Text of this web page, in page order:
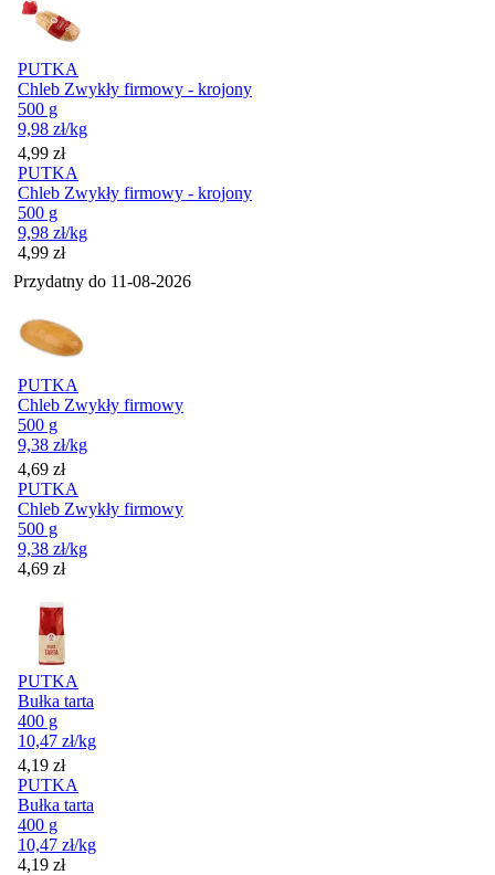
PUTKA
Chleb Zwykły firmowy - krojony
500 g
9,98 zł/kg
Cena
4,99 zł
PUTKA
Chleb Zwykły firmowy - krojony
500 g
9,98 zł/kg
Cena
4,99 zł
Przydatny do 11-08-2026
PUTKA
Chleb Zwykły firmowy
500 g
9,38 zł/kg
Cena
4,69 zł
PUTKA
Chleb Zwykły firmowy
500 g
9,38 zł/kg
Cena
4,69 zł
PUTKA
Bułka tarta
400 g
10,47 zł/kg
Cena
4,19 zł
PUTKA
Bułka tarta
400 g
10,47 zł/kg
Cena
4,19 zł